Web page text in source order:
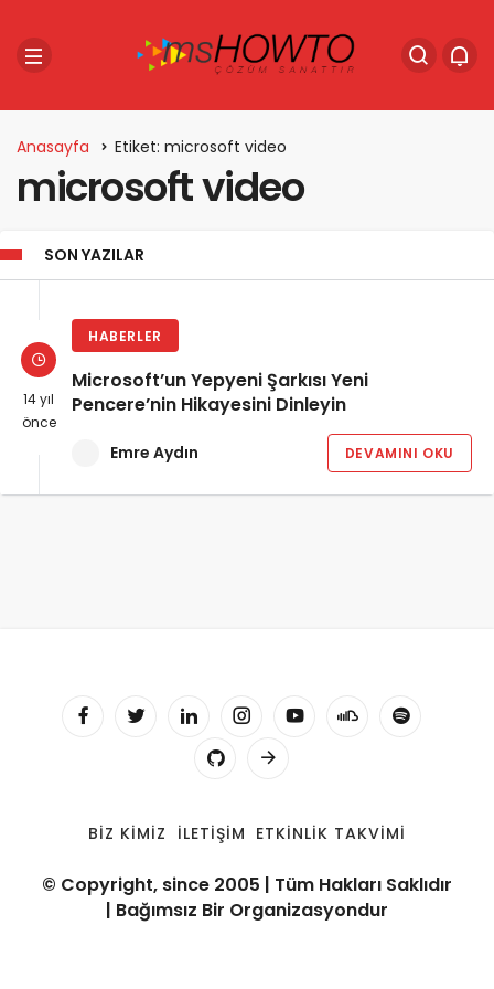
Anasayfa Etiket: microsoft video
microsoft video
SON YAZILAR
14 yıl
önce
HABERLER
Microsoft’un Yepyeni Şarkısı Yeni
Pencere’nin Hikayesini Dinleyin
Emre Aydın DEVAMINI OKU
BIZ KIMIZ İLETIŞIM ETKINLIK TAKVIMI
© Copyright, since 2005 | Tüm Hakları Saklıdır
| Bağımsız Bir Organizasyondur